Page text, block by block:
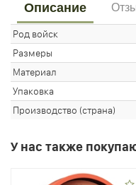
Описание
Род войск
Размеры
Материал
Упаковка
Производство (страна)
У нас также